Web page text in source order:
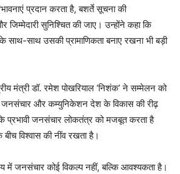
प्रदान करता है, बशर्ते सूचना की
जिम्मेदारी सुनिश्चित की जाए। उन्होंने कहा कि
साथ उसकी प्रामाणिकता बनाए रखना भी बड़ी
मंत्री डॉ. रमेश पोखरियाल ‘निशंक’ ने सम्मेलन को
जनसंचार और कम्युनिकेशन देश के विकास की रीढ़
प्रभावी जनसंचार लोकतंत्र को मजबूत करता है
विश्वास की नींव रखता है।
जनसंचार कोई विकल्प नहीं, बल्कि आवश्यकता है।